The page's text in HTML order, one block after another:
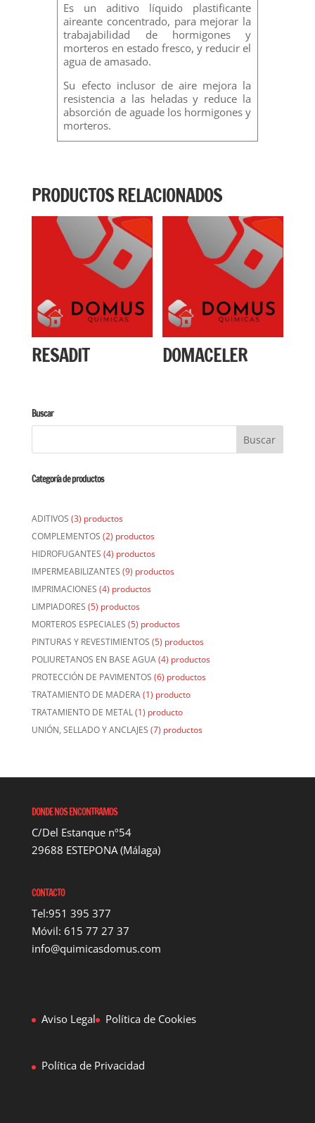
Es un aditivo líquido plastificante
aireante concentrado, para mejorar la
trabajabilidad de hormigones y
morteros en estado fresco, y reducir el
agua de amasado.
Su efecto inclusor de aire mejora la
resistencia a las heladas y reduce la
absorción de aguade los hormigones y
morteros.
PRODUCTOS RELACIONADOS
RESADIT DOMACELER
Buscar
Categoría de productos
ADITIVOS (3) productos
COMPLEMENTOS (2) productos
HIDROFUGANTES (4) productos
IMPERMEABILIZANTES (9) productos
IMPRIMACIONES (4) productos
LIMPIADORES (5) productos
MORTEROS ESPECIALES (5) productos
PINTURAS Y REVESTIMIENTOS (5) productos
POLIURETANOS EN BASE AGUA(4) productos
PROTECCIÓN DE PAVIMENTOS (6) productos
TRATAMIENTO DE MADERA(1) producto
TRATAMIENTO DE METAL(1) producto
UNIÓN, SELLADO Y ANCLAJES (7) productos
DONDE NOS ENCONTRAMOS
C/Del Estanque nº54
29688 ESTEPONA (Málaga)
CONTACTO
Tel:951 395 377
Móvil: 615 77 27 37
info@quimicasdomus.com
Aviso Legal Política de Cookies
Política de Privacidad